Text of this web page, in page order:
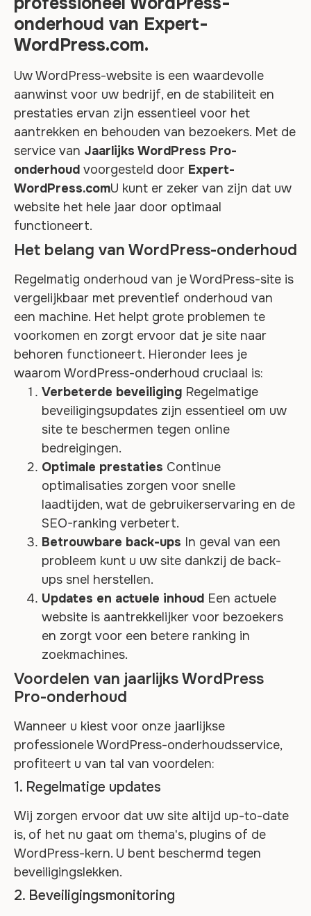
onderhoud van Expert-
WordPress.com.
Uw WordPress-website is een waardevolle
aanwinst voor uw bedrijf, en de stabiliteit en
prestaties ervan zijn essentieel voor het
aantrekken en behouden van bezoekers. Met de
service van Jaarlijks WordPress Pro-
onderhoud voorgesteld door Expert-
WordPress.comU kunt er zeker van zijn dat uw
website het hele jaar door optimaal
functioneert.
Het belang van WordPress-onderhoud
Regelmatig onderhoud van je WordPress-site is
vergelijkbaar met preventief onderhoud van
een machine. Het helpt grote problemen te
voorkomen en zorgt ervoor dat je site naar
behoren functioneert. Hieronder lees je
waarom WordPress-onderhoud cruciaal is:
Verbeterde beveiliging Regelmatige
beveiligingsupdates zijn essentieel om uw
site te beschermen tegen online
bedreigingen.
Optimale prestaties Continue
optimalisaties zorgen voor snelle
laadtijden, wat de gebruikerservaring en de
SEO-ranking verbetert.
Betrouwbare back-ups In geval van een
probleem kunt u uw site dankzij de back-
ups snel herstellen.
Updates en actuele inhoud Een actuele
website is aantrekkelijker voor bezoekers
en zorgt voor een betere ranking in
zoekmachines.
Voordelen van jaarlijks WordPress
Pro-onderhoud
Wanneer u kiest voor onze jaarlijkse
professionele WordPress-onderhoudsservice,
profiteert u van tal van voordelen:
1. Regelmatige updates
Wij zorgen ervoor dat uw site altijd up-to-date
is, of het nu gaat om thema's, plugins of de
WordPress-kern. U bent beschermd tegen
beveiligingslekken.
2. Beveiligingsmonitoring